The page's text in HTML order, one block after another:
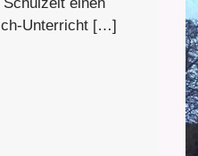
Unterricht […]